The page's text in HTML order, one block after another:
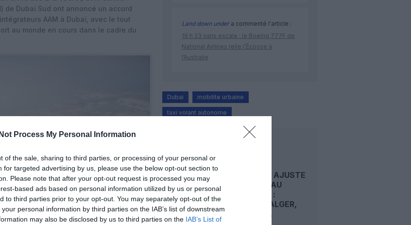
Process My Personal Information
of the sale, sharing to third parties, or processing of your personal or
for targeted advertising by us, please use the below opt-out section to
Please note that after your opt-out request is processed you may
based ads based on personal information utilized by us or personal
to third parties prior to your opt-out. You may separately opt-out of the
personal information by third parties on the IAB’s list of downstream
may also be disclosed by us to third parties on the IAB’s List of
de Dubaï Sud ont annoncé un accord
AAM à Dubaï, avec le tout
au monde en cours dans le cadre du
Land down undera commenté l'article :
19 h 23 sans escale : le Boeing 777F de
National Airlines relie l’Écosse à
l’Australie
Dubai mobilite urbaine
taxi volant autonome
EMIRATES AJUSTE
SON RÉSEAU
RÉGIONAL :
BAGDAD, ALGER,
BAHREÏN...